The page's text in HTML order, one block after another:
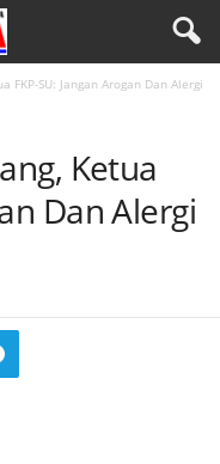
FKP-SU: Jangan Arogan Dan Alergi
Ketua
Dan Alergi